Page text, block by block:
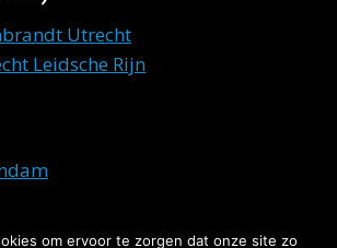
Utrecht
Leidsche Rijn
om ervoor te zorgen dat onze site zo